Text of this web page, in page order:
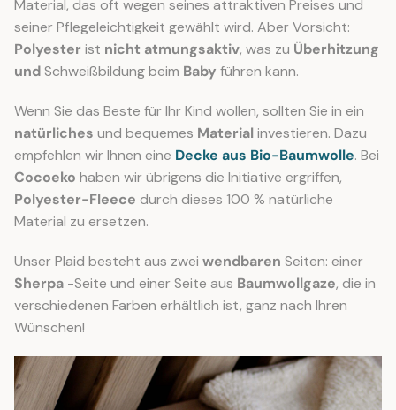
Material, das oft wegen seines attraktiven Preises und
seiner Pflegeleichtigkeit gewählt wird. Aber Vorsicht:
Polyester ist nicht atmungsaktiv, was zu Überhitzung
undSchweißbildung beim Baby führen kann.
Wenn Sie das Beste für Ihr Kind wollen, sollten Sie in ein
natürliches und bequemes Materialinvestieren. Dazu
empfehlen wir Ihnen eine Decke aus Bio-Baumwolle. Bei
Cocoeko haben wir übrigens die Initiative ergriffen,
Polyester-Fleece durch dieses 100 % natürliche
Material zu ersetzen.
Unser Plaid besteht aus zwei wendbaren Seiten: einer
Sherpa -Seite und einer Seite aus Baumwollgaze, die in
verschiedenen Farben erhältlich ist, ganz nach Ihren
Wünschen!